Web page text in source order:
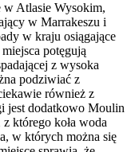
w Atlasie Wysokim,
w Marrakeszu i
w kraju osiągające
potęgują
z wysoka
podziwiać z
również z
jest dodatkowo Moulin
z którego koła woda
w których można się